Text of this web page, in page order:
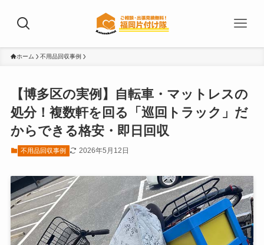
ホーム 不用品回収事例
【博多区の実例】自転車・マットレスの
処分！複数軒を回る「巡回トラック」だ
からできる格安・即日回収
不用品回収事例 2026年5月12日